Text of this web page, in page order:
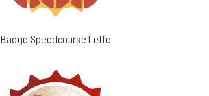
Badge Speedcourse Leffe